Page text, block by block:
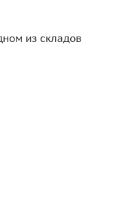
из складов